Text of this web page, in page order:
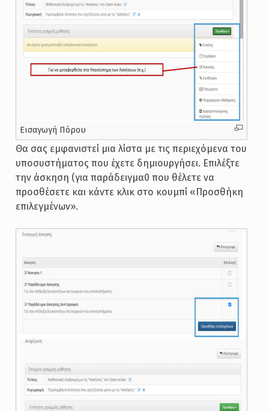
Εισαγωγή Πόρου
Θα σας εμφανιστεί μια λίστα με τις περιεχόμενα του
υποσυστήματος που έχετε δημιουργήσει. Επιλέξτε
την άσκηση (για παράδειγμα0 που θέλετε να
προσθέσετε και κάντε κλικ στο κουμπί «Προσθήκη
επιλεγμένων».